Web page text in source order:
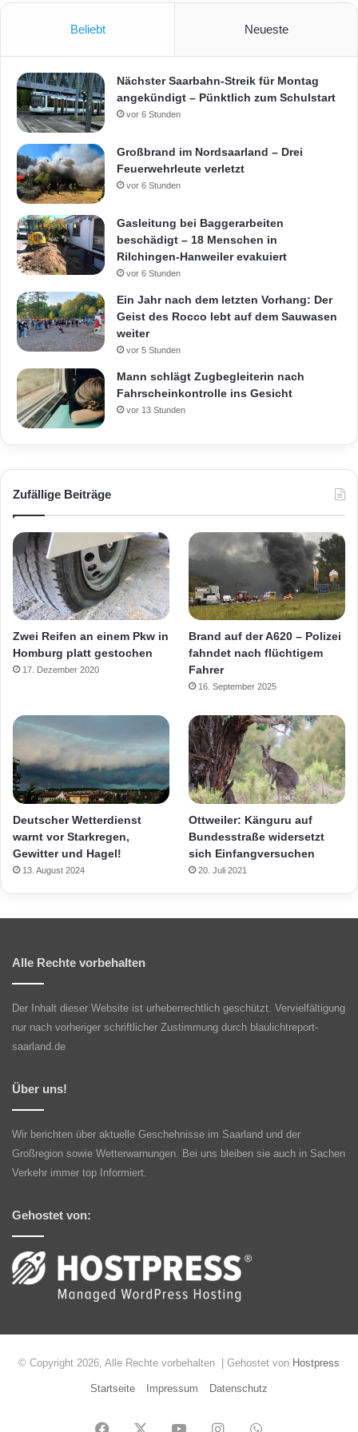
Beliebt Neueste
Nächster Saarbahn-Streik für Montag
angekündigt – Pünktlich zum Schulstart
vor 6 Stunden
Großbrand im Nordsaarland – Drei
Feuerwehrleute verletzt
vor 6 Stunden
Gasleitung bei Baggerarbeiten
beschädigt – 18 Menschen in
Rilchingen-Hanweiler evakuiert
vor 6 Stunden
Ein Jahr nach dem letzten Vorhang: Der
Geist des Rocco lebt auf dem Sauwasen
weiter
vor 5 Stunden
Mann schlägt Zugbegleiterin nach
Fahrscheinkontrolle ins Gesicht
vor 13 Stunden
Zufällige Beiträge
Zwei Reifen an einem Pkw in
Homburg platt gestochen
17. Dezember 2020
Brand auf der A620 – Polizei
fahndet nach flüchtigem
Fahrer
16. September 2025
Deutscher Wetterdienst
warnt vor Starkregen,
Gewitter und Hagel!
13. August 2024
Ottweiler: Känguru auf
Bundesstraße widersetzt
sich Einfangversuchen
20. Juli 2021
Alle Rechte vorbehalten
Der Inhalt dieser Website ist urheberrechtlich geschützt. Vervielfältigung
nur nach vorheriger schriftlicher Zustimmung durch blaulichtreport-
saarland.de
Über uns!
Wir berichten über aktuelle Geschehnisse im Saarland und der
Großregion sowie Wetterwarnungen. Bei uns bleiben sie auch in Sachen
Verkehr immer top Informiert.
Gehostet von:
© Copyright 2026, Alle Rechte vorbehalten | Gehostet von Hostpress
Startseite Impressum Datenschutz
Facebook YouTubeInstagramWhatsApp